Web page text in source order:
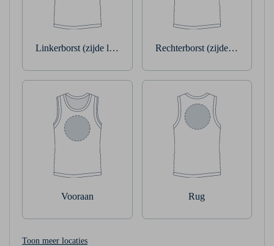
Linkerborst (zijde linkerarm) Rechterborst (zijde
Vooraan Rug
Toon meer locaties